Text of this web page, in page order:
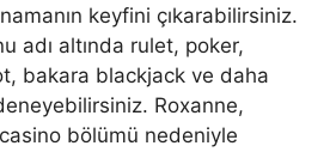
keyfini çıkarabilirsiniz.
adı altında rulet, poker,
bakara blackjack ve daha
Roxanne,
bölümü nedeniyle